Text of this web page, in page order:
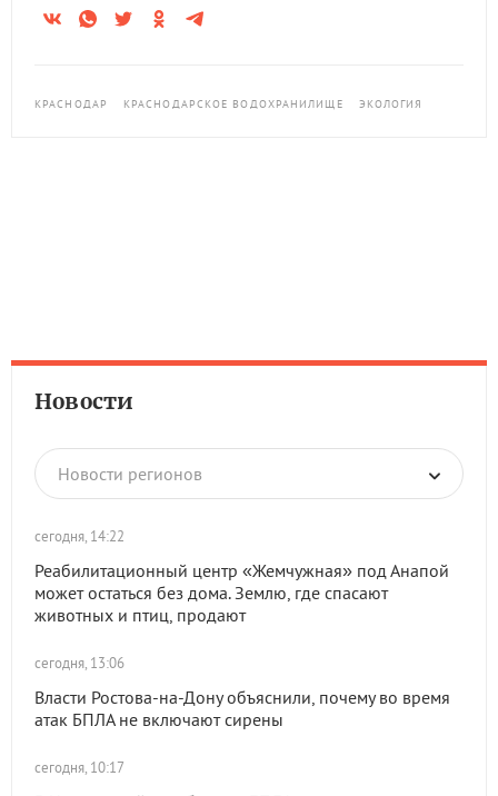
КРАСНОДАР КРАСНОДАРСКОЕ ВОДОХРАНИЛИЩЕ ЭКОЛОГИЯ
Новости
Новости регионов
сегодня, 14:22
Реабилитационный центр «Жемчужная» под Анапой
может остаться без дома. Землю, где спасают
животных и птиц, продают
сегодня, 13:06
Власти Ростова-на-Дону объяснили, почему во время
атак БПЛА не включают сирены
сегодня, 10:17